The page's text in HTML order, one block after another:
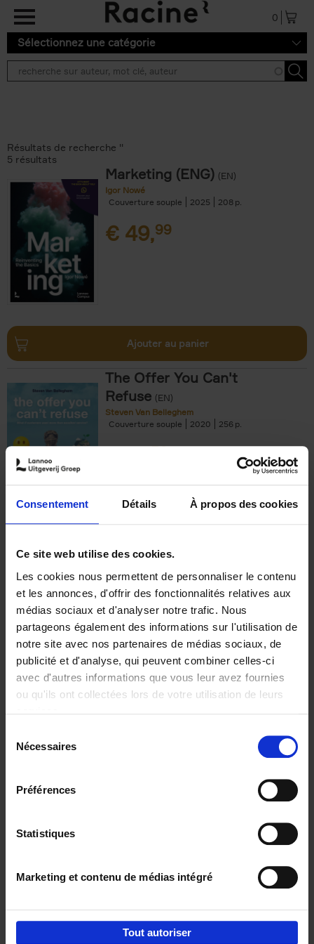
Consentement Détails À propos des cookies
Ce site web utilise des cookies.
Les cookies nous permettent de personnaliser le contenu
et les annonces, d'offrir des fonctionnalités relatives aux
médias sociaux et d'analyser notre trafic. Nous
partageons également des informations sur l'utilisation de
notre site avec nos partenaires de médias sociaux, de
publicité et d'analyse, qui peuvent combiner celles-ci
avec d'autres informations que vous leur avez fournies
ou qu'ils ont collectées lors de votre utilisation de leurs
Nécessaires
Préférences
Statistiques
Marketing et contenu de médias intégré
Tout autoriser
Aller au contenu principal
0
Sélectionnez une catégorie
Résultats de recherche ''
5 résultats
Marketing (ENG) (EN)
Igor Nowé
Couverture souple
2025 208
€ 49,99
Ajouter au panier
The Offer You Can't
Refuse (EN)
Steven Van Belleghem
Couverture souple
2020 256
€37,50
Building Bonds = Building
Business
Jochen Roef Jozefien De Feyter
Carolien Boom
Couverture souple
2025 200
€29,99
Digital marketing like a PRO -
completely revised edition (EN)